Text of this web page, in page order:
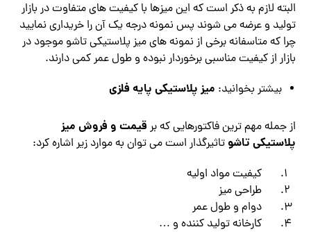
البته لازم به ذکر است که این میزها با کیفیت های متفاوت در بازار
تولید و عرضه می شوند پس نمونه درجه یک آن را خریداری نمایید
چرا که متاسفانه برخی از نمونه های میز پلاستیکی تاشو موجود در
بازار از کیفیت مناسبی برخوردار نبوده و طول عمر کمی دارند.
بیشتر بخوانید: میز پلاستیکی پایه فلزی
از جمله مهم ترین فاکتورهایی که بر قیمت و فروش میز
پلاستیکی تاشو تاثیرگذار است می توان به موارد زیر اشاره کرد:
کیفیت مواد اولیه
طراحی میز
دوام و طول عمر
کارخانه تولید کننده و …